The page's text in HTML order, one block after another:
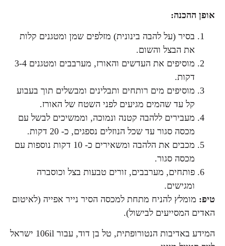
אופן ההכנה:
בסיר (על להבה בינונית) מזלפים שמן ומטגנים קלות
את הבצל והשום.
מוסיפים את העדשים והאורז, מערבבים ומטגנים 3-4
דקות.
מוסיפים מים רותחים ותבלינים ומבשלים תוך בעבוע
קל עד שהמים מגיעים לפני השטח של האורז.
מעבירים ללהבה קטנה ונמוכה, וממשיכים לבשל עם
מכסה סגור עד שכל הנוזלים נספגים, כ- 20 דקות.
מכבים את הלהבה ומשאירים כ- 10 דקות נוספות עם
מכסה סגור.
פותחים, מערבבים, זורים טבעות בצל וכוסברה
ומגישים.
טיפ: מומלץ להניח מתחת למכסה הסיר נייר אפייה (לאיטום
האדים המסייעים לבישול).
המידע באדיבות הנטורופתית, טל בן דוד, עבור 106il ישראל